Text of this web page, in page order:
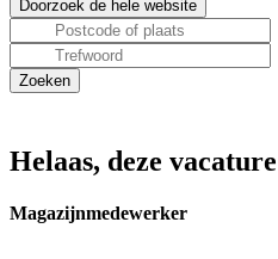
Helaas, deze
Magazijnmedewerker